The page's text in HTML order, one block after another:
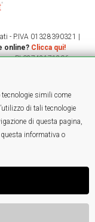
- P.IVA 01328390321 |
online? Clicca qui!
- PI:02742171206
tecnologie simili come
di tali tecnologie
di questa pagina,
informativa o